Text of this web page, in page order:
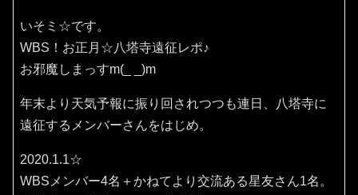
いそミ☆です。
WBS！お正月☆八塔寺遠征レポ♪
お邪魔しまっすm(_ _)m
年末より天気予報に振り回されつつも連日、八塔寺に
遠征するメンバーさんをはじめ。
2020.1.1☆
WBSメンバー4名＋かねてより交流ある星友さん1名。